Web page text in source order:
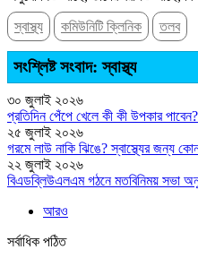
স্বাস্থ্য
কমিউনিটি ক্লিনিক তলব
সংশ্লিষ্ট সংবাদ: স্বাস্থ্য
৩০ জুলাই ২০২৬
প্রতিদিন পেঁপে খেলে কী কী উপকার পাবেন?
২৫ জুলাই ২০২৬
গরমে লাউ নাকি ঝিঙে? স্বাস্থ্যের জন্য
২২ জুলাই ২০২৬
বিএডব্লিউএলএম গঠনে মতবিনিময় সভা
আরও
সর্বাধিক পঠিত